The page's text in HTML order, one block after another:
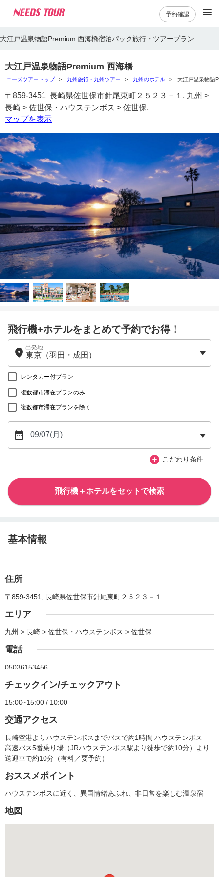
予約確認
大江戸温泉物語Premium 西海橋宿泊パック旅行・ツアープラン
大江戸温泉物語Premium 西海橋
ニーズツアートップ 九州旅行・九州ツアー 九州のホテル 大江戸温泉物語
〒859-3451 長崎県佐世保市針尾東町２５２３－１, 九州 >
長崎 > 佐世保・ハウステンボス > 佐世保,
マップを表示
飛行機+ホテルをまとめて予約でお得！
出発地
レンタカー付プラン
複数都市滞在プランのみ
複数都市滞在プランを除く
こだわり条件
飛行機＋ホテルをセットで検索
基本情報
住所
〒859-3451, 長崎県佐世保市針尾東町２５２３－１
エリア
九州 > 長崎 > 佐世保・ハウステンボス > 佐世保
電話
05036153456
チェックイン/チェックアウト
15:00~15:00 / 10:00
交通アクセス
長崎空港よりハウステンボスまでバスで約1時間 ハウステンボス
高速バス5番乗り場（JRハウステンボス駅より徒歩で約10分）より
送迎車で約10分（有料／要予約）
おススメポイント
ハウステンボスに近く、異国情緒あふれ、非日常を楽しむ温泉宿
地図